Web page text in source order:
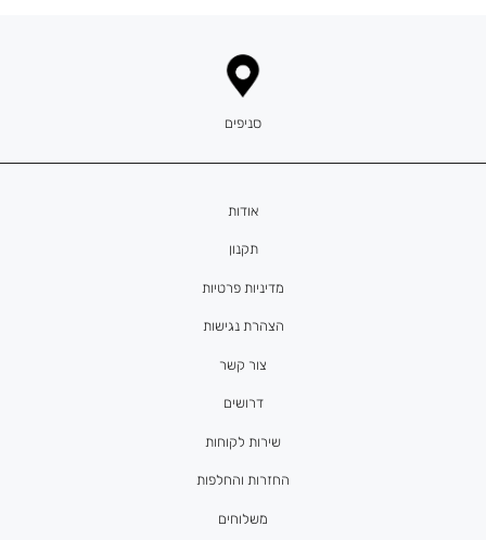
אודות
תקנון
מדיניות פרטיות
הצהרת נגישות
צור קשר
דרושים
סניפים
שירות לקוחות
החזרות והחלפות
משלוחים